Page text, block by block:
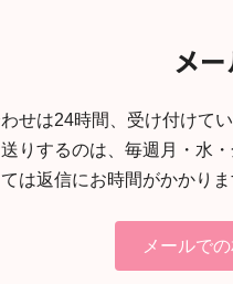
メ
せは24時間、受け付けてい
りするのは、毎週月・水・
は返信にお時間がかかりま
メールで